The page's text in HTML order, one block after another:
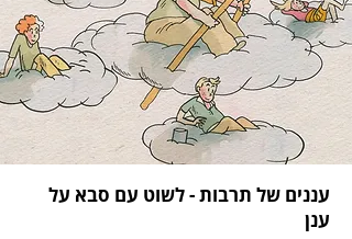
עננים של תרבות - לשוט עם סבא על
ענן